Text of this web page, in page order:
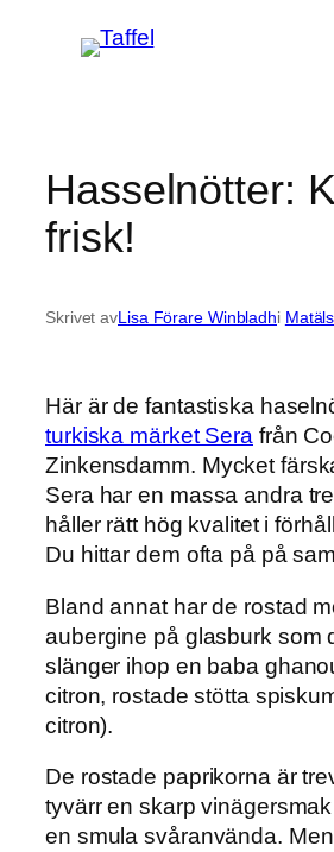
Hasselnötter:
frisk!
Skrivet avLisa Förare Winbladhi
Här är de fantastiska
turkiska märket Sera från
Zinkensdamm. Mycket
Sera har en massa andra
håller rätt hög kvalitet i
Du hittar dem ofta på på
Bland annat har de rostad
aubergine på glasburk som
slänger ihop en baba
citron, rostade stötta
citron).
De rostade paprikorna är
tyvärr en skarp
en smula svåranvända.